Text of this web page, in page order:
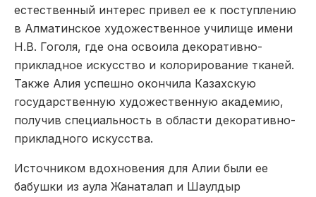
естественный интерес привел ее к поступлению
в Алматинское художественное училище имени
Н.В. Гоголя, где она освоила декоративно-
прикладное искусство и колорирование тканей.
Также Алия успешно окончила Казахскую
государственную художественную академию,
получив специальность в области декоративно-
прикладного искусства.
Источником вдохновения для Алии были ее
бабушки из аула Жанаталап и Шаулдыр